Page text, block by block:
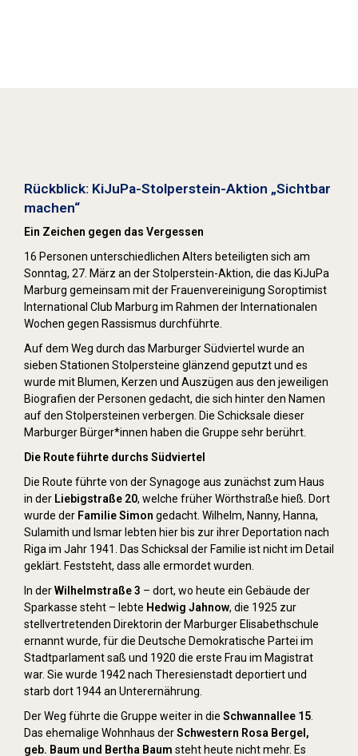
Rückblick: KiJuPa-Stolperstein-Aktion „Sichtbar
machen“
Ein Zeichen gegen das Vergessen
16 Personen unterschiedlichen Alters beteiligten sich am
Sonntag, 27. März an der Stolperstein-Aktion, die das KiJuPa
Marburg gemeinsam mit der Frauenvereinigung Soroptimist
International Club Marburg im Rahmen der Internationalen
Wochen gegen Rassismus durchführte.
Auf dem Weg durch das Marburger Südviertel wurde an
sieben Stationen Stolpersteine glänzend geputzt und es
wurde mit Blumen, Kerzen und Auszügen aus den jeweiligen
Biografien der Personen gedacht, die sich hinter den Namen
auf den Stolpersteinen verbergen. Die Schicksale dieser
Marburger Bürger*innen haben die Gruppe sehr berührt.
Die Route führte durchs Südviertel
Die Route führte von der Synagoge aus zunächst zum Haus
in der Liebigstraße 20, welche früher Wörthstraße hieß. Dort
wurde der Familie Simon gedacht. Wilhelm, Nanny, Hanna,
Sulamith und Ismar lebten hier bis zur ihrer Deportation nach
Riga im Jahr 1941. Das Schicksal der Familie ist nicht im Detail
geklärt. Feststeht, dass alle ermordet wurden.
In derWilhelmstraße 3 – dort, wo heute ein Gebäude der
Sparkasse steht – lebte Hedwig Jahnow, die 1925 zur
stellvertretenden Direktorin der Marburger Elisabethschule
ernannt wurde, für die Deutsche Demokratische Partei im
Stadtparlament saß und 1920 die erste Frau im Magistrat
war. Sie wurde 1942 nach Theresienstadt deportiert und
starb dort 1944 an Unterernährung.
Der Weg führte die Gruppe weiter in die Schwannallee 15
Das ehemalige Wohnhaus derSchwestern Rosa Bergel,
geb. Baum und Bertha Baum steht heute nicht mehr. Es